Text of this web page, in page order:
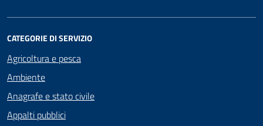
CATEGORIE DI SERVIZIO
Agricoltura e pesca
Ambiente
Anagrafe e stato civile
Appalti pubblici